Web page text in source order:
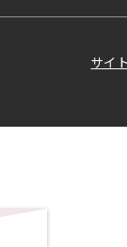
サイ